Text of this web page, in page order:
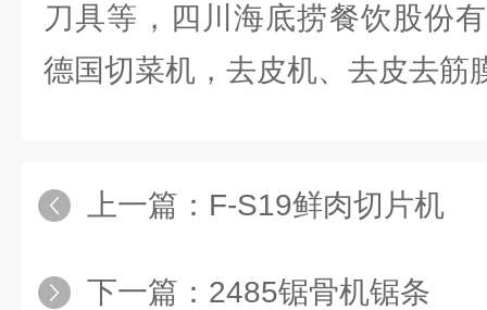
刀具等，四川海底捞餐饮股份
德国切菜机，去皮机、去皮去筋
上一篇： F-S19鲜肉切片机
下一篇： 2485锯骨机锯条